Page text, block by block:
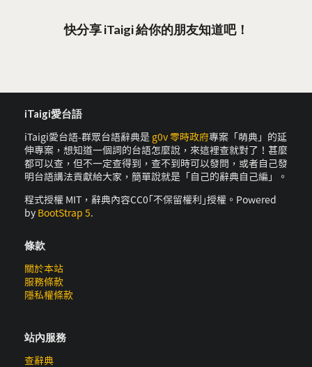
快分享 iTaigi 給你的朋友知道吧！
iTaigi愛台語
iTaigi愛台語-群眾台語辭典是 g0v 零時政府專案「萌典」的延
伸專案，想知道一個詞的台語怎麼說，來這裡查就對了！甚麼
都可以查，但不一定查得到，查不到時可以發問，或者自己發
明台語講法貢獻給大家，簡單說就是「自己的辭典自己編」。
程式授權 MIT，辭典內容CC0｢不保留權利｣授權。Powered
by BootStrap 5.
條款
關於本站
服務條款
隱私權條款
站內服務
查辭典